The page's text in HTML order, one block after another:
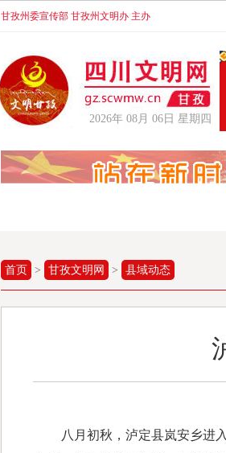
甘孜州委宣传部 甘孜州文明办 主办
2026年 08月 06日 星期四
首页 > 甘孜文明网 > 县域动态
八月初秋，泸定县岚安乡进入